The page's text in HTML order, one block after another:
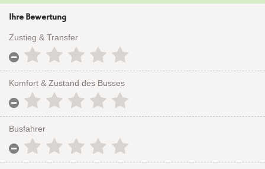
Ihre Bewertung
Zustieg & Transfer
Komfort & Zustand des Busses
Busfahrer